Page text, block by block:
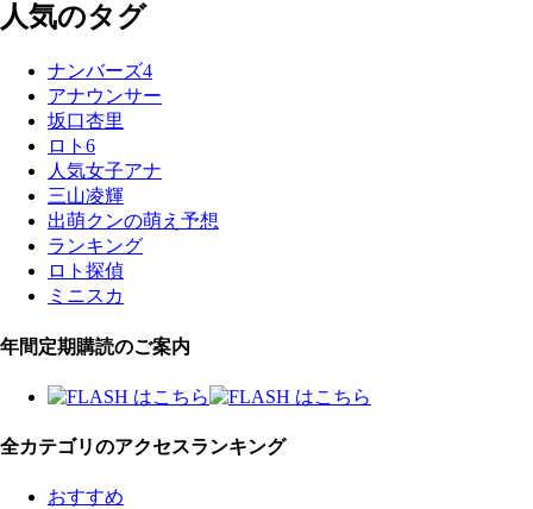
人気のタグ
ナンバーズ4
アナウンサー
坂口杏里
ロト6
人気女子アナ
三山凌輝
出萌クンの萌え予想
ランキング
ロト探偵
ミニスカ
年間定期購読のご案内
全カテゴリのアクセスランキング
おすすめ